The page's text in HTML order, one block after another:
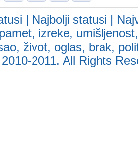
| Najbolji statusi |
pamet, izreke, umišljenost
, život, oglas, brak,
2011. All Rights